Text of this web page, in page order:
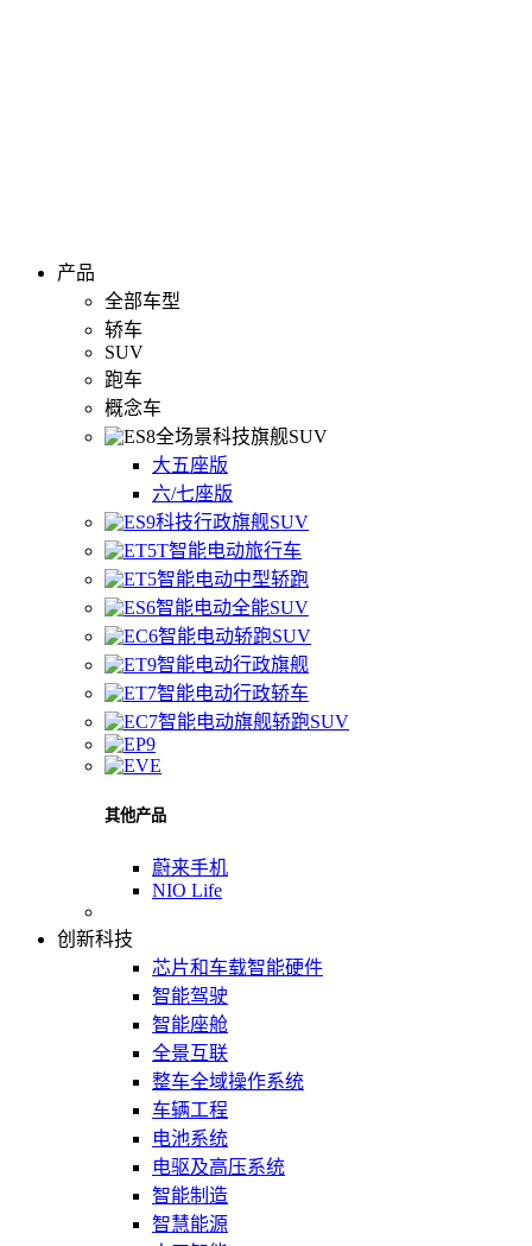
产品
全部车型
轿车
SUV
跑车
概念车
全场景科技旗舰SUV
大五座版
六/七座版
科技行政旗舰SUV
智能电动旅行车
智能电动中型轿跑
智能电动全能SUV
智能电动轿跑SUV
智能电动行政旗舰
智能电动行政轿车
智能电动旗舰轿跑SUV
其他产品
蔚来手机
NIO Life
创新科技
芯片和车载智能硬件
智能驾驶
智能座舱
全景互联
整车全域操作系统
车辆工程
电池系统
电驱及高压系统
智能制造
智慧能源